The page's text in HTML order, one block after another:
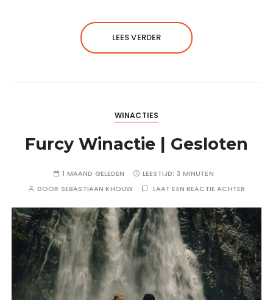
LEES VERDER
WINACTIES
Furcy Winactie | Gesloten
1 MAAND GELEDEN LEESTIJD: 3 MINUTEN
DOOR SEBASTIAAN KHOUW LAAT EEN REACTIE ACHTER